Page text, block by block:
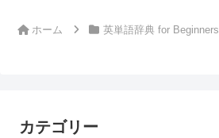
ホーム 英単語辞典 for Beginners
カテゴリー